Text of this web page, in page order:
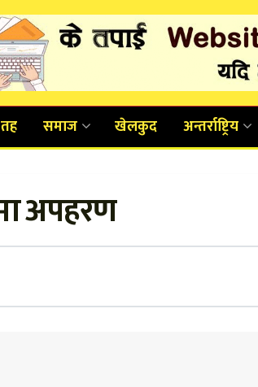
समाज खेलकुद अन्तर्राष्ट्रिय
अपहरण